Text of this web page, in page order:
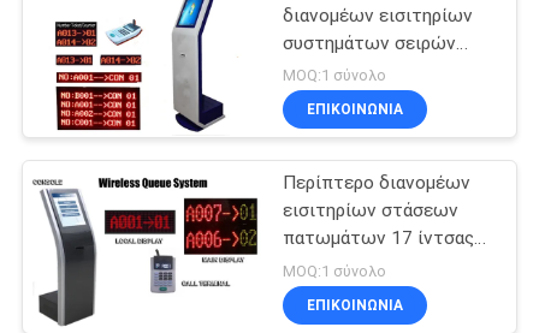
ΕΙΔΉΣΕΙΣ
ΖΗΤΉΣΤΕ
ΈΝΑ
ΑΠΌΣΠΑΣΜΑ
SITEMAP
διανομέων εισιτηρίων
συστημάτων σειρών
αναμονής πατωμάτων
MOQ:1 σύνολο
ΕΠΙΚΟΙΝΩΝΊΑ
Περίπτερο διανομέων
εισιτηρίων στάσεων
πατωμάτων 17 ίντσας
για το νοσοκομείο
τράπεζας
MOQ:1 σύνολο
ΕΠΙΚΟΙΝΩΝΊΑ